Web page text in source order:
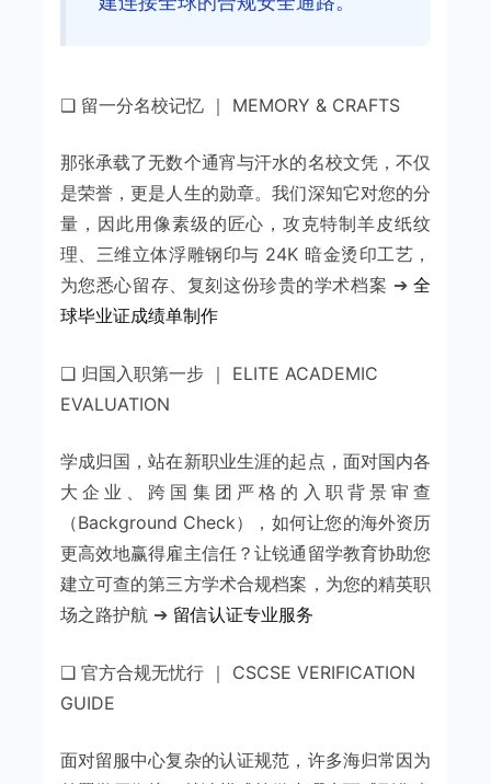
❑ 留一分名校记忆 ｜ MEMORY & CRAFTS
那张承载了无数个通宵与汗水的名校文凭，不仅
是荣誉，更是人生的勋章。我们深知它对您的分
量，因此用像素级的匠心，攻克特制羊皮纸纹
理、三维立体浮雕钢印与 24K 暗金烫印工艺，
为您悉心留存、复刻这份珍贵的学术档案 ➔全
球毕业证成绩单制作
❑ 归国入职第一步 ｜ ELITE ACADEMIC
EVALUATION
学成归国，站在新职业生涯的起点，面对国内各
大企业、跨国集团严格的入职背景审查
（Background Check），如何让您的海外资历
更高效地赢得雇主信任？让锐通留学教育协助您
建立可查的第三方学术合规档案，为您的精英职
场之路护航 ➔ 留信认证专业服务
❑ 官方合规无忧行 ｜ CSCSE VERIFICATION
GUIDE
面对留服中心复杂的认证规范，许多海归常因为